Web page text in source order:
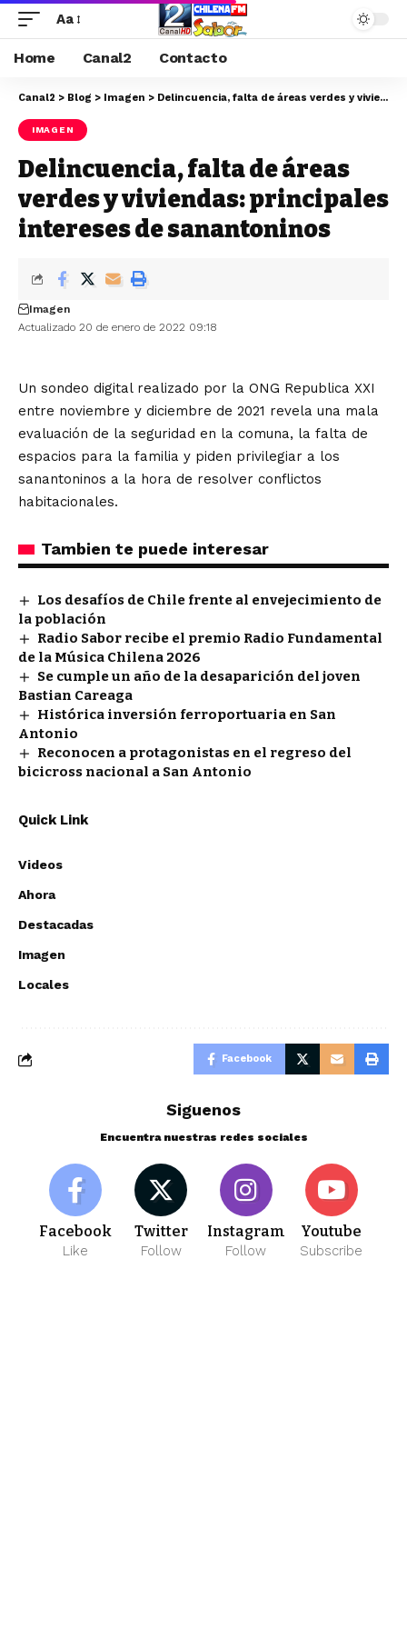
Aa
Home Canal2 Contacto
Canal2 > Blog > Imagen > Delincuencia, falta de áreas verdes y viviendas: principales intereses de sanantoninos
IMAGEN
Delincuencia, falta de áreas
verdes y viviendas: principales
intereses de sanantoninos
Actualizado 20 de enero de 2022 09:18
Imagen
Un sondeo digital realizado por la ONG Republica XXI
entre noviembre y diciembre de 2021 revela una mala
evaluación de la seguridad en la comuna, la falta de
espacios para la familia y piden privilegiar a los
sanantoninos a la hora de resolver conflictos
habitacionales.
Tambien te puede interesar
Los desafíos de Chile frente al envejecimiento de
la población
Radio Sabor recibe el premio Radio Fundamental
de la Música Chilena 2026
Se cumple un año de la desaparición del joven
Bastian Careaga
Histórica inversión ferroportuaria en San
Antonio
Reconocen a protagonistas en el regreso del
bicicross nacional a San Antonio
Quick Link
Videos
Ahora
Destacadas
Imagen
Locales
Facebook
Siguenos
Encuentra nuestras redes sociales
Facebook
Like
Twitter
Follow
Instagram
Follow
Youtube
Subscribe